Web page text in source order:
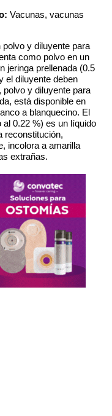
Vacunas, vacunas
polvo y diluyente para
como polvo en un
jeringa prellenada (0.5
el diluyente deben
, polvo y diluyente para
está disponible en
a blanquecino. El
0.22 %) es un líquido
reconstitución,
incolora a amarilla
extrañas.